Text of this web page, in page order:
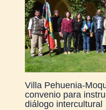
Villa Pehuenia-
convenio para
diálogo intercultural